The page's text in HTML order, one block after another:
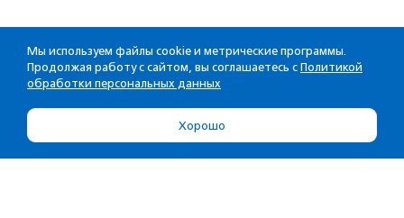
Мы используем файлы cookie и метрические программы.
Продолжая работу с сайтом, вы соглашаетесь с Политикой
обработки персональных данных
Хорошо